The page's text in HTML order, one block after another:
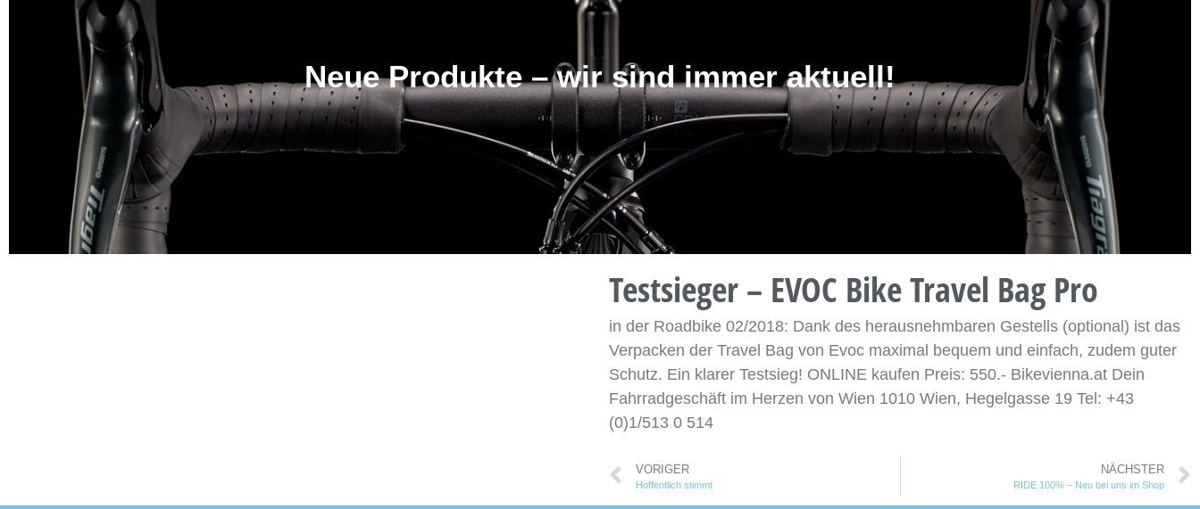
Neue Produkte – wir sind immer aktuell!
Testsieger – EVOC Bike Travel Bag Pro
in der Roadbike 02/2018: Dank des herausnehmbaren Gestells (optional) ist das
Verpacken der Travel Bag von Evoc maximal bequem und einfach, zudem guter
Schutz. Ein klarer Testsieg! ONLINE kaufen Preis: 550.- Bikevienna.at Dein
Fahrradgeschäft im Herzen von Wien 1010 Wien, Hegelgasse 19 Tel: +43
(0)1/513 0 514
VORIGER
Hoffentlich stimmt
NÄCHSTER
RIDE 100% – Neu bei uns im Shop